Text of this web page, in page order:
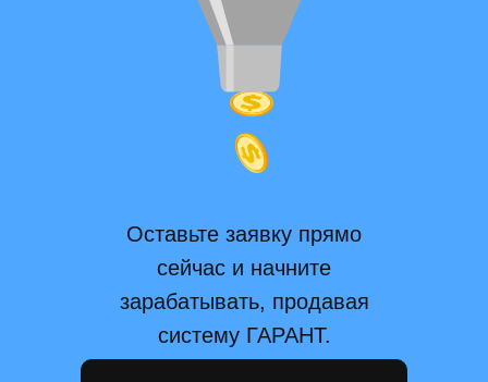
Оставьте заявку прямо
сейчас и начните
зарабатывать, продавая
систему ГАРАНТ.